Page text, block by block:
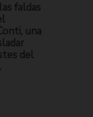
faldas
una
del